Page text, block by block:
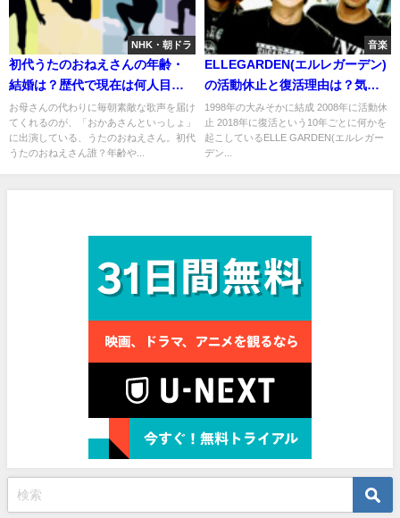
NHK・朝ドラ
初代うたのおねえさんの年齢・
結婚は？歴代で現在は何人目で
最長は誰？
お母さんの代わりに毎朝素敵な歌声を届け
てくれるのが、「おかあさんといっしょ」
に出演している、うたのおねえさん。初代
うたのおねえさん誰？年齢や...
音楽
ELLEGARDEN(エルレガーデン)
の活動休止と復活理由は？気に
なる新曲とアルバムは？
1998年の大みそかに結成 2008年に活動休
止 2018年に復活という10年ごとに何かを
起こしているELLE GARDEN(エルレガー
デン...